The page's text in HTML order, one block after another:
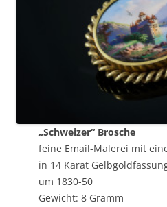
„Schweizer“ Brosche
feine Email-Malerei mit
in 14 Karat
um 1830-50
Gewicht: 8 Gramm